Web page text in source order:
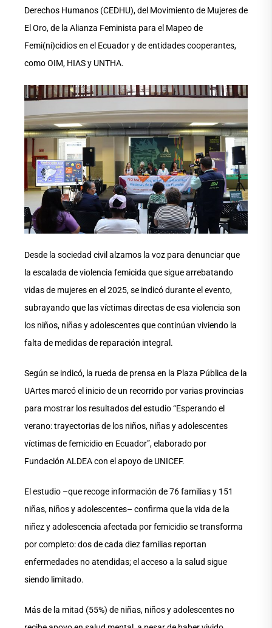
Derechos Humanos (CEDHU), del Movimiento de Mujeres de
El Oro, de la Alianza Feminista para el Mapeo de
Femi(ni)cidios en el Ecuador y de entidades cooperantes,
como OIM, HIAS y UNTHA.
Desde la sociedad civil alzamos la voz para denunciar que
la escalada de violencia femicida que sigue arrebatando
vidas de mujeres en el 2025, se indicó durante el evento,
subrayando que las víctimas directas de esa violencia son
los niños, niñas y adolescentes que continúan viviendo la
falta de medidas de reparación integral.
Según se indicó, la rueda de prensa en la Plaza Pública de la
UArtes marcó el inicio de un recorrido por varias provincias
para mostrar los resultados del estudio “Esperando el
verano: trayectorias de los niños, niñas y adolescentes
víctimas de femicidio en Ecuador”, elaborado por
Fundación ALDEA con el apoyo de UNICEF.
El estudio –que recoge información de 76 familias y 151
niñas, niños y adolescentes– confirma que la vida de la
niñez y adolescencia afectada por femicidio se transforma
por completo: dos de cada diez familias reportan
enfermedades no atendidas; el acceso a la salud sigue
siendo limitado.
Más de la mitad (55%) de niñas, niños y adolescentes no